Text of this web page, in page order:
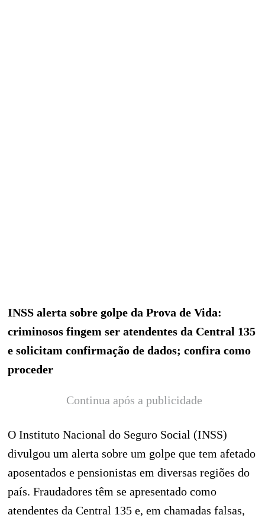
INSS alerta sobre golpe da Prova de Vida:
criminosos fingem ser atendentes da Central 135
e solicitam confirmação de dados; confira como
proceder
Continua após a publicidade
O Instituto Nacional do Seguro Social (INSS)
divulgou um alerta sobre um golpe que tem afetado
aposentados e pensionistas em diversas regiões do
país. Fraudadores têm se apresentado como
atendentes da Central 135 e, em chamadas falsas,